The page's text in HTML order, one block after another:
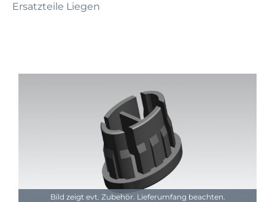
Ersatzteile Liegen
Bild zeigt evt. Zubehör. Lieferumfang beachten.